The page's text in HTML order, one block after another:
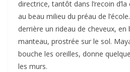
directrice, tantôt dans l’recoin
au beau milieu du préau de
derrière un rideau de cheveux, en
manteau, prostrée sur le sol.
bouche les oreilles, donne
les murs.